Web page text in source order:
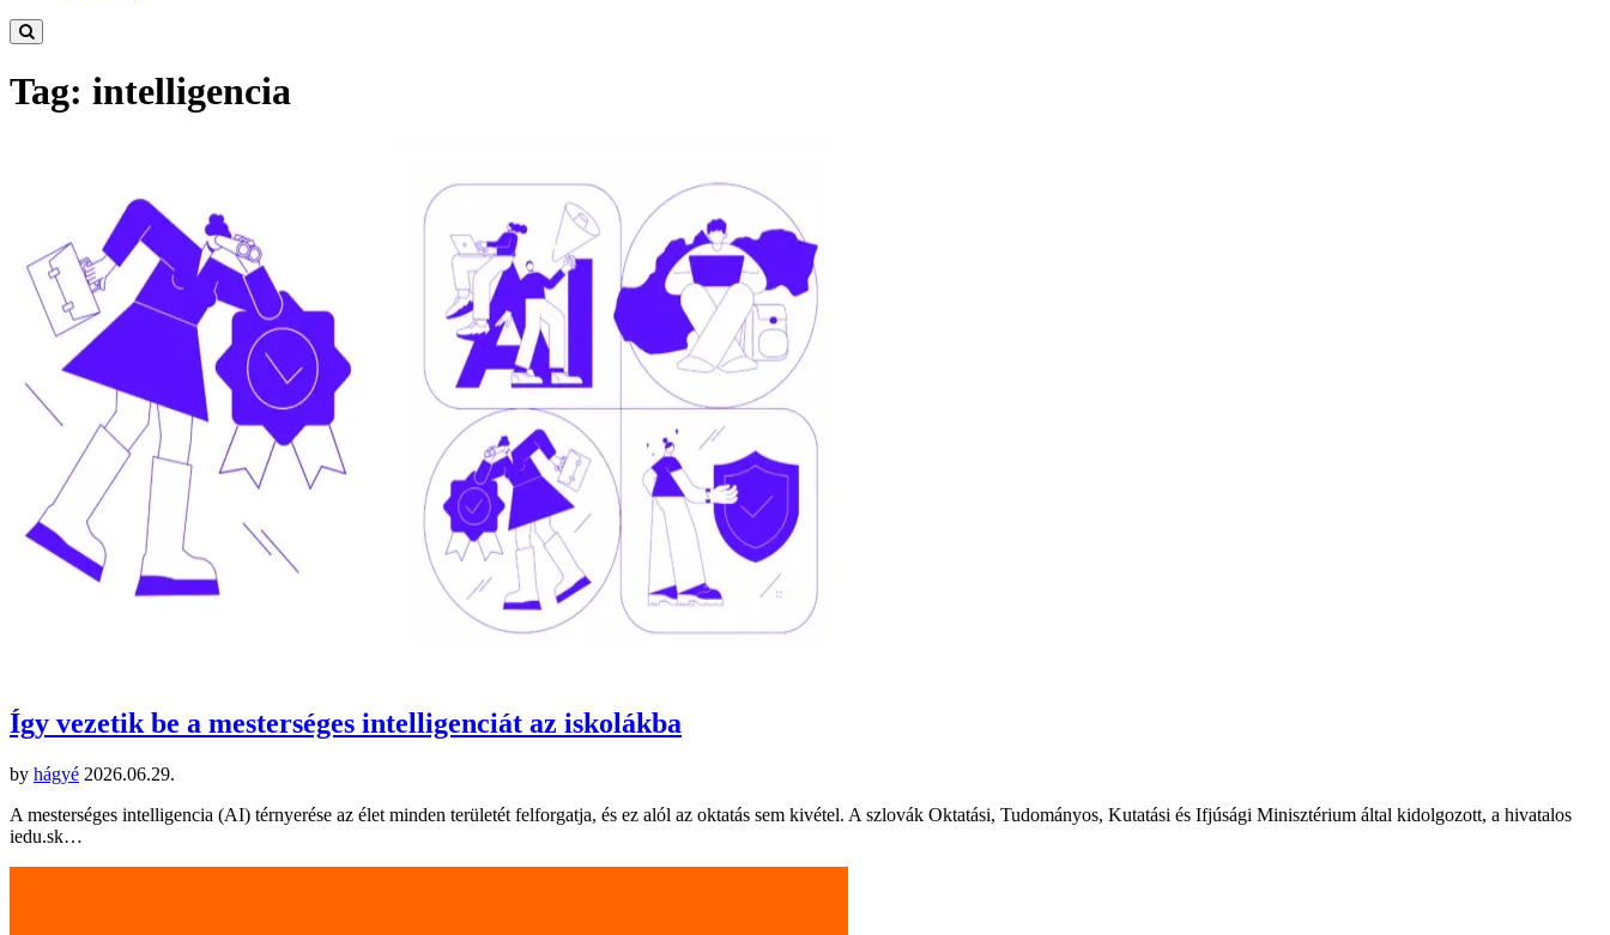
Tag: intelligencia
Így vezetik be a mesterséges intelligenciát az iskolákba
by hágyé 2026.06.29.
A mesterséges intelligencia (AI) térnyerése az élet minden területét felforgatja, és ez alól az oktatás sem kivétel. A szlovák Oktatási, Tudományos, Kutatási és Ifjúsági Minisztérium által kidolgozott, a hivatalos
iedu.sk…